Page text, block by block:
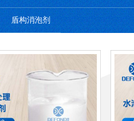
盾构消泡剂